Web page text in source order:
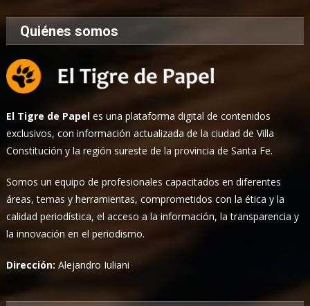
Quiénes somos
El Tigre de Papel es una plataforma digital de contenidos
exclusivos, con información actualizada de la ciudad de Villa
Constitución y la región sureste de la provincia de Santa Fe.
Somos un equipo de profesionales capacitados en diferentes
áreas, temas y herramientas, comprometidos con la ética y la
calidad periodística, el acceso a la información, la transparencia y
la innovación en el periodismo.
Dirección:Alejandro Iuliani